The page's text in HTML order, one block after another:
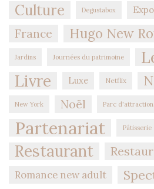
Culture Degustabox Expo
France Hugo New
Jardins Journées du patrimoine
Livre
Luxe Netflix
New York Noël Parc
Partenariat Pâtisserie
Restaurant
Romance new adult